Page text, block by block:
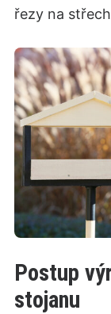
řezy na
Postup
stojanu